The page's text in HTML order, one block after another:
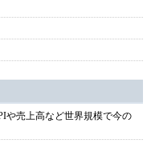
や売上高など世界規模で今の